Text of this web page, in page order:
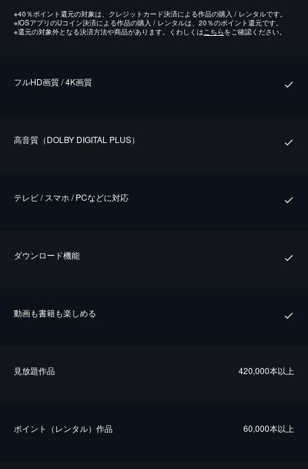
※40％ポイント還元の対象は、クレジットカード決済による作品の購入 / レンタルです。
※iOSアプリのUコイン決済による作品の購入 / レンタルは、20％のポイント還元です。
※還元の対象外となる決済方法や商品があります。くわしくはこちらをご確認ください。
フルHD画質 / 4K画質
⾼⾳質（DOLBY DIGITAL PLUS）
テレビ / スマホ / PCなどに対応
ダウンロード機能
動画も書籍も楽しめる
⾒放題作品 420,000本以上
ポイント（レンタル）作品 60,000本以上